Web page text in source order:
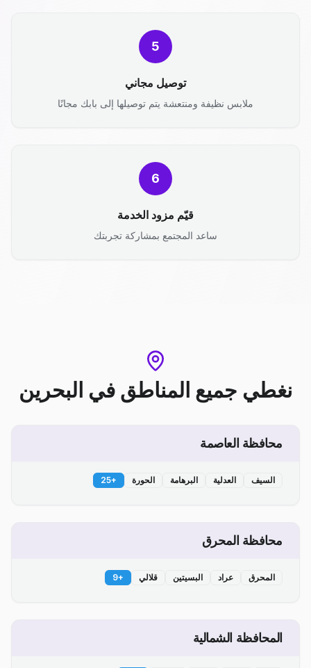
5
توصيل مجاني
ملابس نظيفة ومنتعشة يتم توصيلها إلى بابك مجانًا
6
قيّم مزود الخدمة
ساعد المجتمع بمشاركة تجربتك
نغطي جميع المناطق في البحرين
محافظة العاصمة
السيف العدلية البرهامة الحورة +
25
محافظة المحرق
المحرق عراد البسيتين قلالي +
9
المحافظة الشمالية